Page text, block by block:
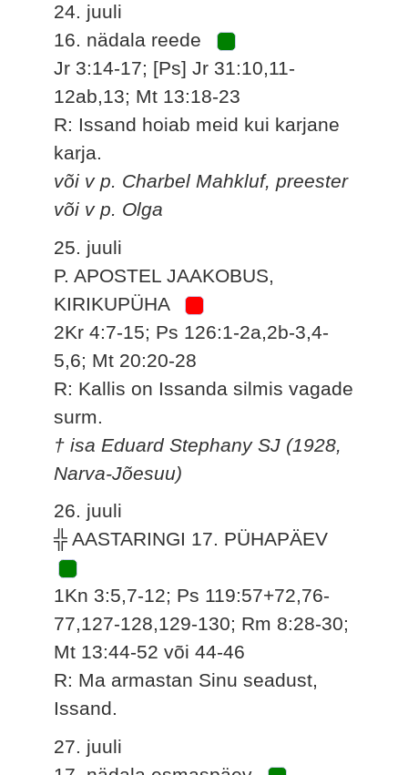
24. juuli
16. nädala reede
Jr 3:14-17; [Ps] Jr 31:10,11-
12ab,13; Mt 13:18-23
R: Issand hoiab meid kui karjane
karja.
või v p. Charbel Mahkluf, preester
või v p. Olga
25. juuli
P. APOSTEL JAAKOBUS,
KIRIKUPÜHA
2Kr 4:7-15; Ps 126:1-2a,2b-3,4-
5,6; Mt 20:20-28
R: Kallis on Issanda silmis vagade
surm.
† isa Eduard Stephany SJ (1928,
Narva-Jõesuu)
26. juuli
╬ AASTARINGI 17. PÜHAPÄEV
1Kn 3:5,7-12; Ps 119:57+72,76-
77,127-128,129-130; Rm 8:28-30;
Mt 13:44-52 või 44-46
R: Ma armastan Sinu seadust,
Issand.
27. juuli